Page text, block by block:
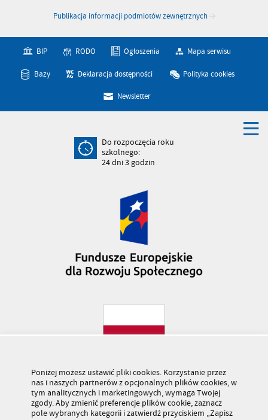
Publikacja informacji podmiotów zewnętrznych
BIP RODO Ogłoszenia Mapa serwisu
Bazy Deklaracja dostępności Polityka cookies
Newsletter
Do rozpoczęcia roku
szkolnego:
24dni3godzin
Poniżej możesz ustawić pliki cookies. Korzystanie przez
nas i naszych partnerów z opcjonalnych plików cookies, w
tym analitycznych i marketingowych, wymaga Twojej
zgody. Aby zmienić preferencje plików cookie, zaznacz
pole wybranych kategorii i zatwierdź przyciskiem „Zapisz